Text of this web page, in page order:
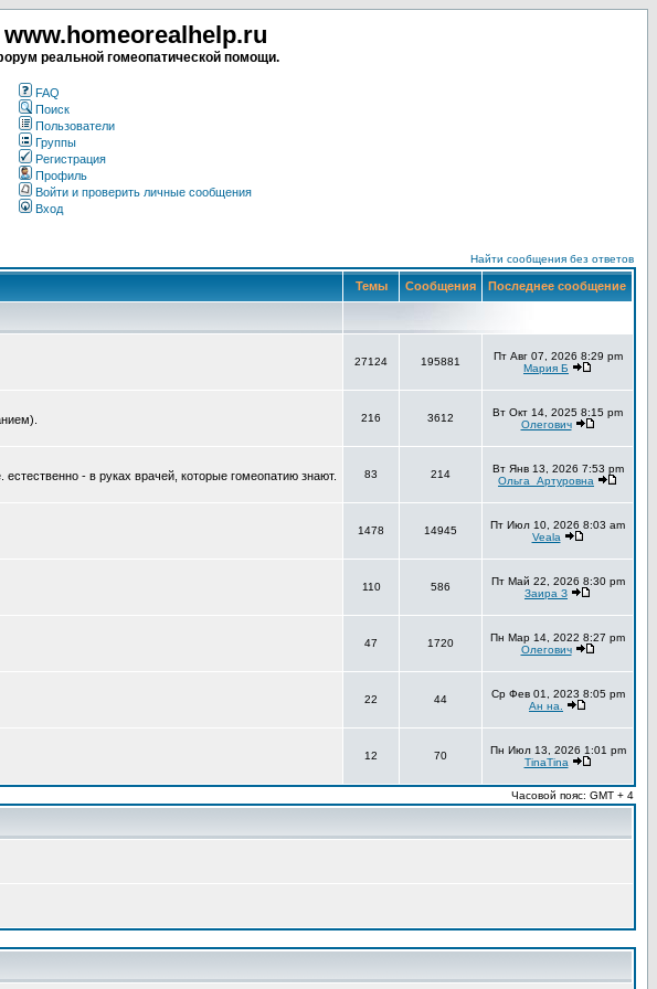
www.homeorealhelp.ru
реальной гомеопатической помощи.
FAQ
Поиск
Пользователи
Группы
Регистрация
Профиль
Войти и проверить личные сообщения
Вход
Найти сообщения без ответов
Темы Сообщения Последнее сообщение
27124 195881
Пт Авг 07, 2026 8:29 pm
Мария Б
216 3612
Вт Окт 14, 2025 8:15 pm
Олегович
- в руках врачей, которые гомеопатию знают. 83 214
Вт Янв 13, 2026 7:53 pm
Ольга_Артуровна
1478 14945
Пт Июл 10, 2026 8:03 am
Veala
110 586
Пт Май 22, 2026 8:30 pm
Заира З
47 1720
Пн Мар 14, 2022 8:27 pm
Олегович
22 44
Ср Фев 01, 2023 8:05 pm
Ан на.
12 70
Пн Июл 13, 2026 1:01 pm
TinaTina
Часовой пояс: GMT + 4